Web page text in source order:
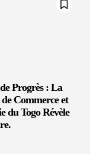
Progrès : La
Commerce et
du Togo Révèle